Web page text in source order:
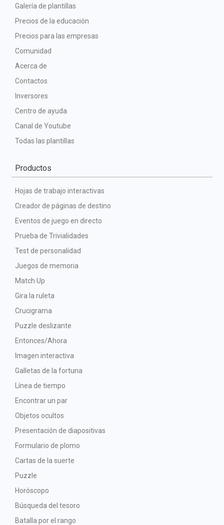
Galería de plantillas
Precios de la educación
Precios para las empresas
Comunidad
Acerca de
Contactos
Inversores
Centro de ayuda
Canal de Youtube
Todas las plantillas
Productos
Hojas de trabajo interactivas
Creador de páginas de destino
Eventos de juego en directo
Prueba de Trivialidades
Test de personalidad
Juegos de memoria
Match Up
Gira la ruleta
Crucigrama
Puzzle deslizante
Entonces/Ahora
Imagen interactiva
Galletas de la fortuna
Línea de tiempo
Encontrar un par
Objetos ocultos
Presentación de diapositivas
Formulario de plomo
Cartas de la suerte
Puzzle
Horóscopo
Búsqueda del tesoro
Batalla por el rango